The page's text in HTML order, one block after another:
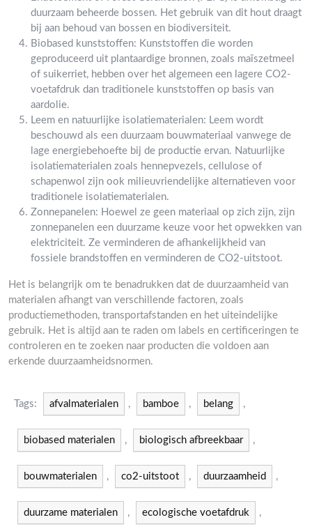
duurzaam beheerde bossen. Het gebruik van dit hout draagt
bij aan behoud van bossen en biodiversiteit.
Biobased kunststoffen: Kunststoffen die worden
geproduceerd uit plantaardige bronnen, zoals maïszetmeel
of suikerriet, hebben over het algemeen een lagere CO2-
voetafdruk dan traditionele kunststoffen op basis van
aardolie.
Leem en natuurlijke isolatiematerialen: Leem wordt
beschouwd als een duurzaam bouwmateriaal vanwege de
lage energiebehoefte bij de productie ervan. Natuurlijke
isolatiematerialen zoals hennepvezels, cellulose of
schapenwol zijn ook milieuvriendelijke alternatieven voor
traditionele isolatiematerialen.
Zonnepanelen: Hoewel ze geen materiaal op zich zijn, zijn
zonnepanelen een duurzame keuze voor het opwekken van
elektriciteit. Ze verminderen de afhankelijkheid van
fossiele brandstoffen en verminderen de CO2-uitstoot.
Het is belangrijk om te benadrukken dat de duurzaamheid van
materialen afhangt van verschillende factoren, zoals
productiemethoden, transportafstanden en het uiteindelijke
gebruik. Het is altijd aan te raden om labels en certificeringen te
controleren en te zoeken naar producten die voldoen aan
erkende duurzaamheidsnormen.
Tags: afvalmaterialen , bamboe , belang ,
biobased materialen , biologisch afbreekbaar ,
bouwmaterialen , co2-uitstoot , duurzaamheid ,
duurzame materialen , ecologische voetafdruk ,